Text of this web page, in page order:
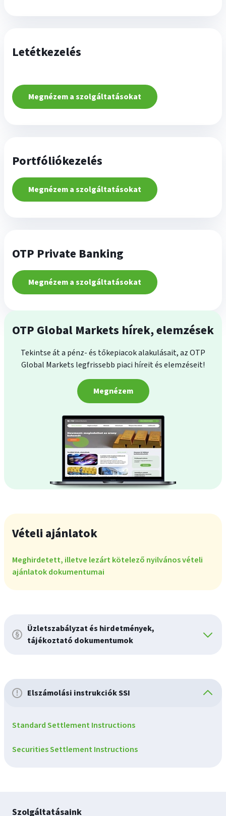
Letétkezelés
Megnézem a szolgáltatásokat
Portfóliókezelés
Megnézem a szolgáltatásokat
OTP Private Banking
Megnézem a szolgáltatásokat
OTP Global Markets hírek, elemzések
Tekintse át a pénz- és tőkepiacok alakulásait, az OTP
Global Markets legfrissebb piaci híreit és elemzéseit!
Megnézem
Vételi ajánlatok
Meghirdetett, illetve lezárt kötelező nyilvános vételi
ajánlatok dokumentumai
Üzletszabályzat és hirdetmények,
tájékoztató dokumentumok
Elszámolási instrukciók SSI
Standard Settlement Instructions
Securities Settlement Instructions
Lábléc
Szolgáltatásaink